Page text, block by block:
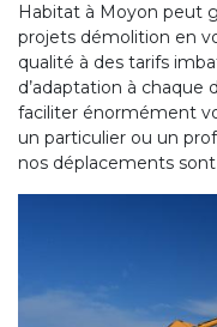
Habitat à Moyon peut
projets démolition en
qualité à des tarifs
d’adaptation à
faciliter énormément
un particulier ou un
nos déplacements